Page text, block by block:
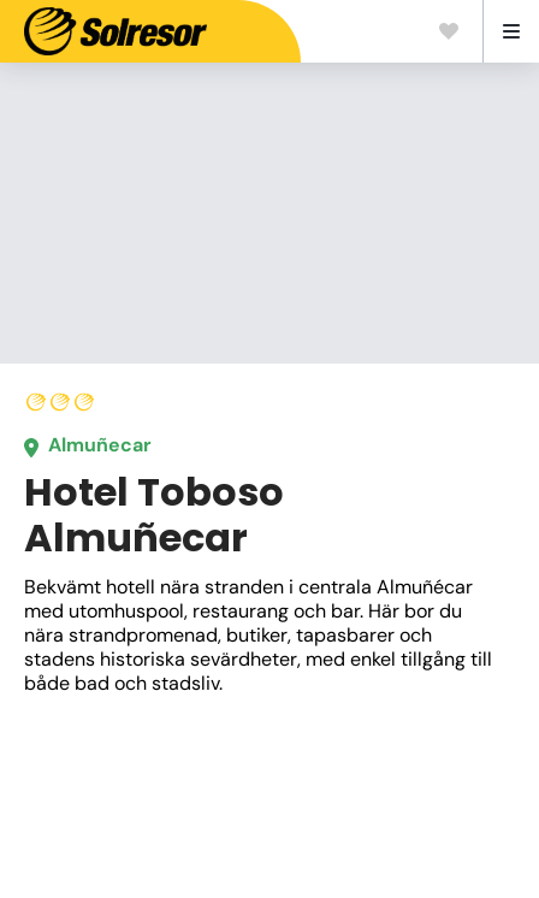
Almuñecar
Hotel Toboso
Almuñecar
Bekvämt hotell nära stranden i centrala Almuñécar
med utomhuspool, restaurang och bar. Här bor du
nära strandpromenad, butiker, tapasbarer och
stadens historiska sevärdheter, med enkel tillgång till
både bad och stadsliv.